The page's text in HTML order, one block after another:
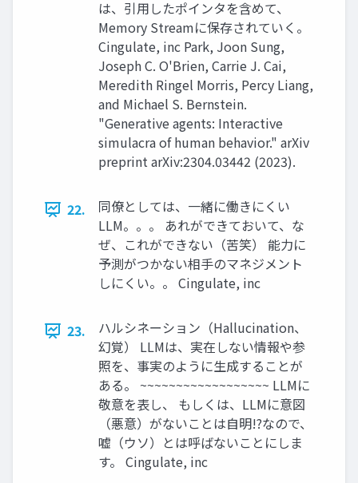
は、引用したポインタを含めて、
Memory Streamに保存されていく。
Cingulate, inc Park, Joon Sung,
Joseph C. O'Brien, Carrie J. Cai,
Meredith Ringel Morris, Percy Liang,
and Michael S. Bernstein.
"Generative agents: Interactive
simulacra of human behavior." arXiv
preprint arXiv:2304.03442 (2023).
22.
同僚としては、一緒に働きにくい
LLM。。。 あれができておいて、な
ぜ、これができない（苦笑） 能力に
予測がつかない相手のマネジメント
しにくい。。 Cingulate, inc
23.
ハルシネーション（Hallucination、
幻覚） LLMは、実在しない情報や参
照を、事実のように生成することが
ある。 ~~~~~~~~~~~~~~~~~~ LLMに
敬意を表し、 もしくは、LLMに意図
（悪意）がないことは自明!?なので、
嘘（ウソ）とは呼ばないことにしま
す。 Cingulate, inc